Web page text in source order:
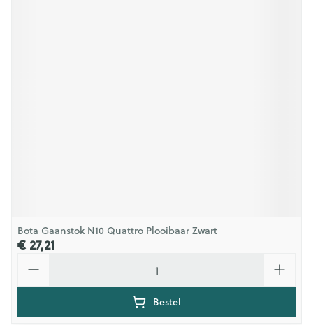
Bota Gaanstok N10 Quattro Plooibaar Zwart
€ 27,21
Bestel